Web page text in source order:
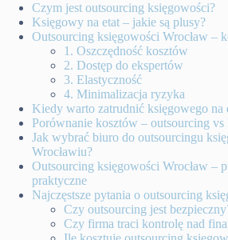
Czym jest outsourcing księgowości?
Księgowy na etat – jakie są plusy?
Outsourcing księgowości Wrocław –
1. Oszczędność kosztów
2. Dostęp do ekspertów
3. Elastyczność
4. Minimalizacja ryzyka
Kiedy warto zatrudnić księgowego na
Porównanie kosztów – outsourcing vs
Jak wybrać biuro do outsourcingu
Wrocławiu?
Outsourcing księgowości Wrocław –
praktyczne
Najczęstsze pytania o outsourcing
Czy outsourcing jest
Czy firma traci kontrolę nad